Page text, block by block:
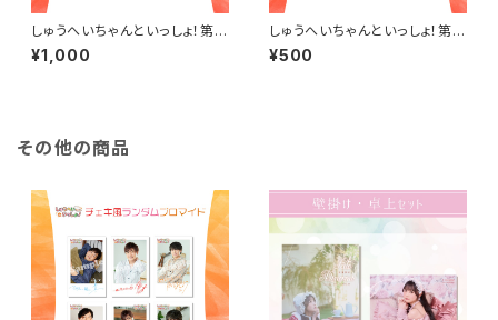
しゅうへいちゃんといっしょ！第1
0夜ブロマイドB（星元裕月）
¥1,000
しゅうへいちゃんといっしょ！第1
0夜オリジナルステッカー（星元
裕月）
¥500
その他の商品